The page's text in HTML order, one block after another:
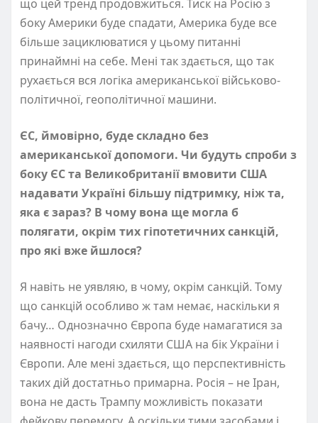
що цей тренд продовжиться. Тиск на Росію з
боку Америки буде спадати, Америка буде все
більше зациклюватися у цьому питанні
принаймні на себе. Мені так здається, що так
рухається вся логіка американської військово-
політичної, геополітичної машини.
ЄС, ймовірно, буде складно без
американської допомоги. Чи будуть спроби з
боку ЄС та Великобританії вмовити США
надавати Україні більшу підтримку, ніж та,
яка є зараз? В чому вона ще могла б
полягати, окрім тих гіпотетичних санкцій,
про які вже йшлося?
Я навіть не уявляю, в чому, окрім санкцій. Тому
що санкцій особливо ж там немає, наскільки я
бачу… Однозначно Європа буде намагатися за
наявності нагоди схиляти США на бік України і
Європи. Але мені здається, що перспективність
таких дій достатньо примарна. Росія – не Іран,
вона не дасть Трампу можливість показати